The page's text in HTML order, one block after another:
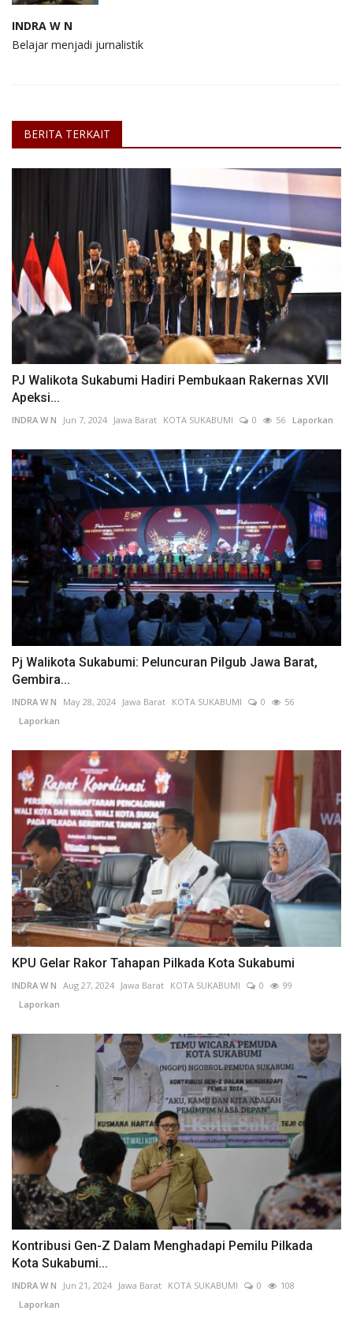
INDRA W N
Belajar menjadi jurnalistik
BERITA TERKAIT
PJ Walikota Sukabumi Hadiri Pembukaan Rakernas XVII
Apeksi...
INDRA W N Jun 7, 2024 Jawa Barat KOTA SUKABUMI 0 56 Laporkan
Pj Walikota Sukabumi: Peluncuran Pilgub Jawa Barat,
Gembira...
INDRA W N May 28, 2024 Jawa Barat KOTA SUKABUMI 0
56
Laporkan
KPU Gelar Rakor Tahapan Pilkada Kota Sukabumi
INDRA W N Aug 27, 2024 Jawa Barat KOTA SUKABUMI 0
99
Laporkan
Kontribusi Gen-Z Dalam Menghadapi Pemilu Pilkada
Kota Sukabumi...
INDRA W N Jun 21, 2024 Jawa Barat KOTA SUKABUMI 0
108
Laporkan